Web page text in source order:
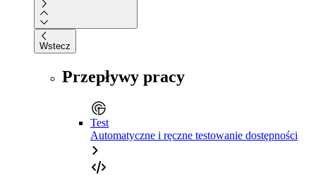
Wstecz
Przepływy pracy
Test
Automatyczne i ręczne testowanie dostępności